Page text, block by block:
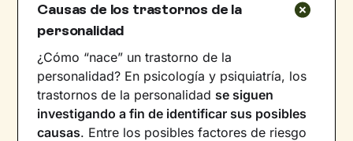
Causas de los trastornos de la
personalidad
¿Cómo “nace” un trastorno de la
personalidad? En psicología y psiquiatría, los
trastornos de la personalidad se siguen
investigando a fin de identificar sus posibles
causas. Entre los posibles factores de riesgo